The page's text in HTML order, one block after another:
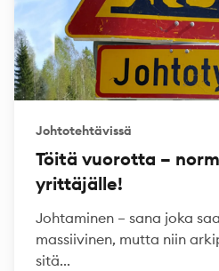
Johtotehtävissä
Töitä vuorotta –
yrittäjälle!
Johtaminen – sana joka
massiivinen, mutta niin
sitä...